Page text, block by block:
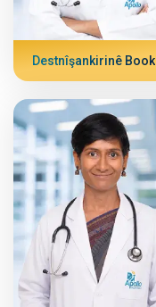
Destnîşankirinê Book